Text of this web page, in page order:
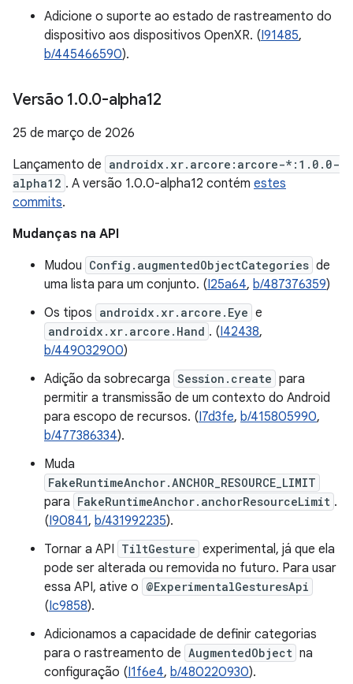
Adicione o suporte ao estado de rastreamento do
dispositivo aos dispositivos OpenXR. (I91485,
b/445466590).
Versão 1.0.0-alpha12
25 de março de 2026
Lançamento de androidx.xr.arcore:arcore-*:1.0.0-
alpha12 . A versão 1.0.0-alpha12 contém estes
commits.
Mudanças na API
Mudou Config.augmentedObjectCategories de
uma lista para um conjunto. (I25a64, b/487376359)
Os tipos androidx.xr.arcore.Eye e
androidx.xr.arcore.Hand . (I42438,
b/449032900)
Adição da sobrecarga Session.create para
permitir a transmissão de um contexto do Android
para escopo de recursos. (I7d3fe, b/415805990,
b/477386334).
Muda
FakeRuntimeAnchor.ANCHOR_RESOURCE_LIMIT
para FakeRuntimeAnchor.anchorResourceLimit .
(I90841, b/431992235).
Tornar a API TiltGesture experimental, já que ela
pode ser alterada ou removida no futuro. Para usar
essa API, ative o @ExperimentalGesturesApi
(Ic9858).
Adicionamos a capacidade de definir categorias
para o rastreamento de AugmentedObject na
configuração (I1f6e4, b/480220930).